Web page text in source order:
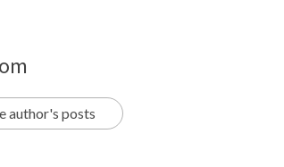
author's posts